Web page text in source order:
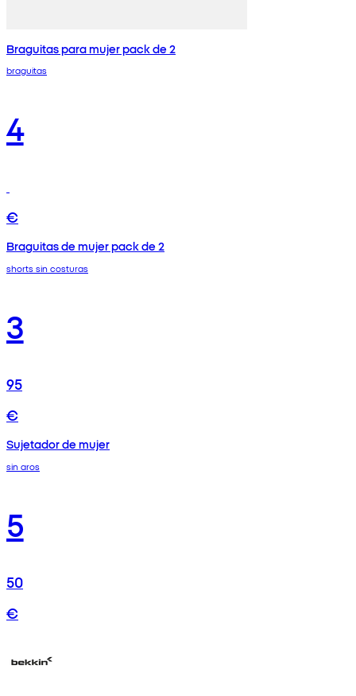
Braguitas para mujer pack de 2
braguitas
4
€
Braguitas de mujer pack de 2
shorts sin costuras
3
95
€
Sujetador de mujer
sin aros
5
50
€